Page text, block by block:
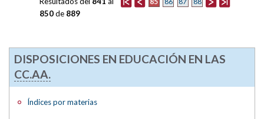
850de 889
DISPOSICIONES EN EDUCACIÓN EN LAS
CC.AA.
Índices por materias